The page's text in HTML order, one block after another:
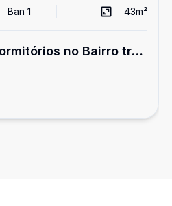
Ban1 43m²
no Bairro três